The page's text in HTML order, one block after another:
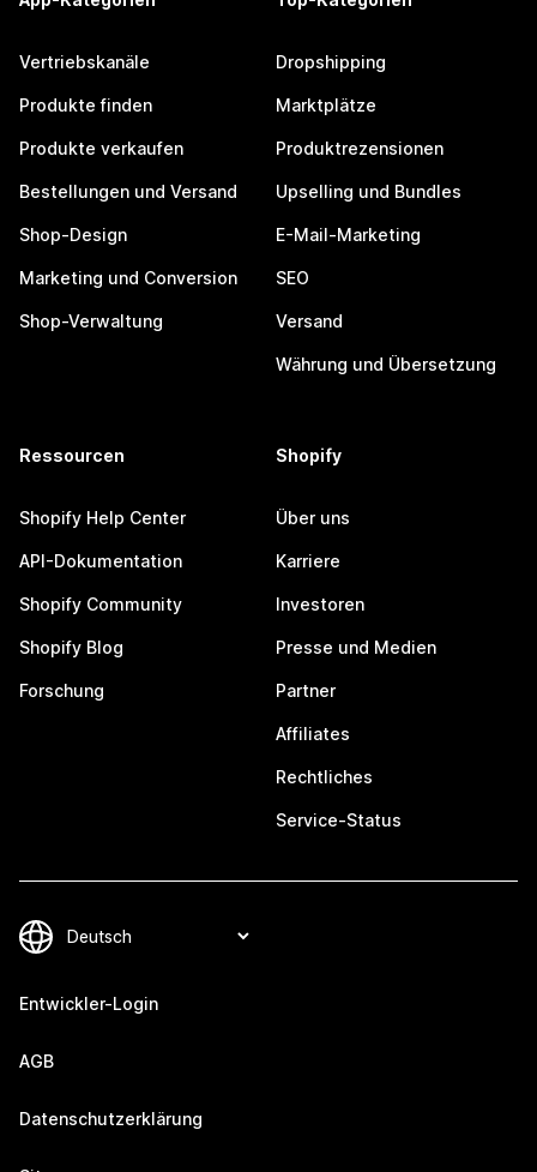
Vertriebskanäle
Produkte finden
Produkte verkaufen
Bestellungen und Versand
Shop-Design
Marketing und Conversion
Shop-Verwaltung
Dropshipping
Marktplätze
Produktrezensionen
Upselling und Bundles
E-Mail-Marketing
SEO
Versand
Währung und Übersetzung
Ressourcen
Shopify Help Center
API-Dokumentation
Shopify Community
Shopify Blog
Forschung
Shopify
Über uns
Karriere
Investoren
Presse und Medien
Partner
Affiliates
Rechtliches
Service-Status
Entwickler-Login
AGB
Datenschutzerklärung